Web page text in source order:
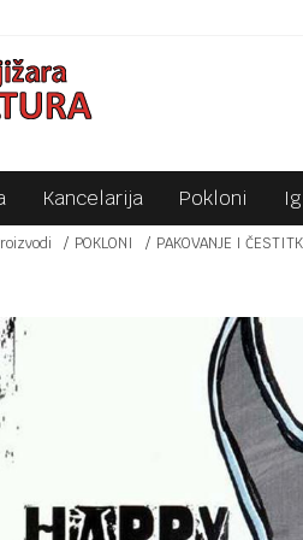
PLAĆANJE PLATNIM KARTICAMA!
Kancelarija Pokloni
POKLONI PAKOVANJE I